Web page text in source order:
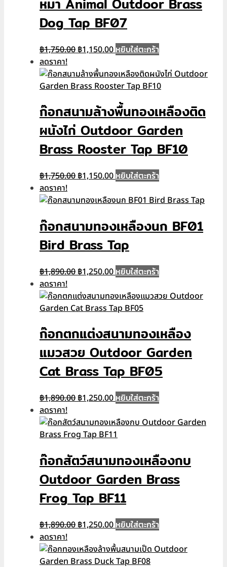
Dog Tap BF07
฿1,750.00 Original
was:
฿1,750.00.
฿1,150.00Current
is:
฿1,150.00.
หยิบใส่ตะกร้า
ลดราคา!
ก๊อกสนามล้างพื้นทองเหลืองติด
ผนังไก่ Outdoor Garden
Brass Rooster Tap BF10
฿1,750.00 Original
was:
฿1,150.00Current
is:
หยิบใส่ตะกร้า
ลดราคา!
ก๊อกสนามทองเหลืองนก BF01
Bird Brass Tap
฿1,890.00 Original
was:
฿1,890.00.
฿1,250.00Current
is:
฿1,250.00.
หยิบใส่ตะกร้า
ลดราคา!
ก๊อกตกแต่งสนามทองเหลือง
แมวสวย Outdoor Garden
Cat Brass Tap BF05
฿1,890.00 Original
was:
฿1,890.00.
฿1,250.00Current
is:
฿1,250.00.
หยิบใส่ตะกร้า
ลดราคา!
ก๊อกสัตว์สนามทองเหลืองกบ
Outdoor Garden Brass
Frog Tap BF11
฿1,890.00 Original
was:
฿1,890.00.
฿1,250.00Current
is:
฿1,250.00.
หยิบใส่ตะกร้า
ลดราคา!